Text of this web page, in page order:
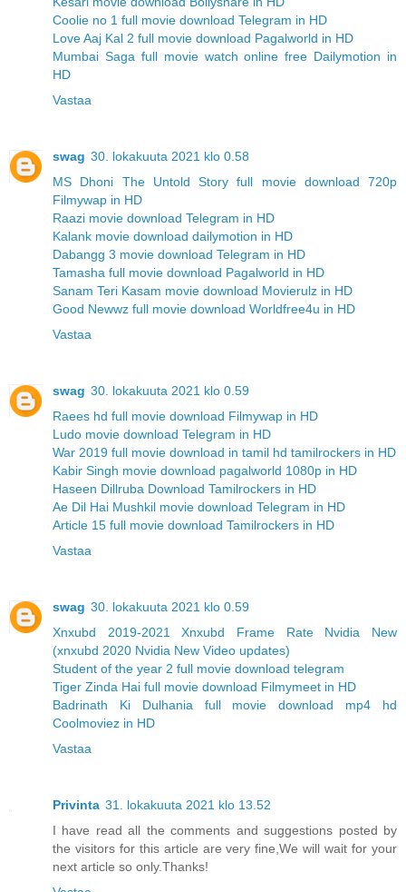
Coolie no 1 full movie download Telegram in HD
Love Aaj Kal 2 full movie download Pagalworld in HD
Mumbai Saga full movie watch online free Dailymotion in
HD
Vastaa
swag 30. lokakuuta 2021 klo 0.58
MS Dhoni The Untold Story full movie download 720p
Filmywap in HD
Raazi movie download Telegram in HD
Kalank movie download dailymotion in HD
Dabangg 3 movie download Telegram in HD
Tamasha full movie download Pagalworld in HD
Sanam Teri Kasam movie download Movierulz in HD
Good Newwz full movie download Worldfree4u in HD
Vastaa
swag 30. lokakuuta 2021 klo 0.59
Raees hd full movie download Filmywap in HD
Ludo movie download Telegram in HD
War 2019 full movie download in tamil hd tamilrockers in HD
Kabir Singh movie download pagalworld 1080p in HD
Haseen Dillruba Download Tamilrockers in HD
Ae Dil Hai Mushkil movie download Telegram in HD
Article 15 full movie download Tamilrockers in HD
Vastaa
swag 30. lokakuuta 2021 klo 0.59
Xnxubd 2019-2021 Xnxubd Frame Rate Nvidia New
(xnxubd 2020 Nvidia New Video updates)
Student of the year 2 full movie download telegram
Tiger Zinda Hai full movie download Filmymeet in HD
Badrinath Ki Dulhania full movie download mp4 hd
Coolmoviez in HD
Vastaa
Privinta 31. lokakuuta 2021 klo 13.52
I have read all the comments and suggestions posted by
the visitors for this article are very fine,We will wait for your
next article so only.Thanks!